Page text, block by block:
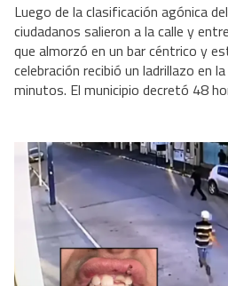
Luego de la clasificación agónica
ciudadanos salieron a la calle y
que almorzó en un bar céntrico y
celebración recibió un ladrillazo en
minutos. El municipio decretó 48